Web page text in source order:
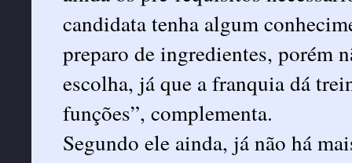
candidata tenha algum
preparo de ingredientes, porém
escolha, já que a franquia dá
funções”, complementa.
Segundo ele ainda, já não há